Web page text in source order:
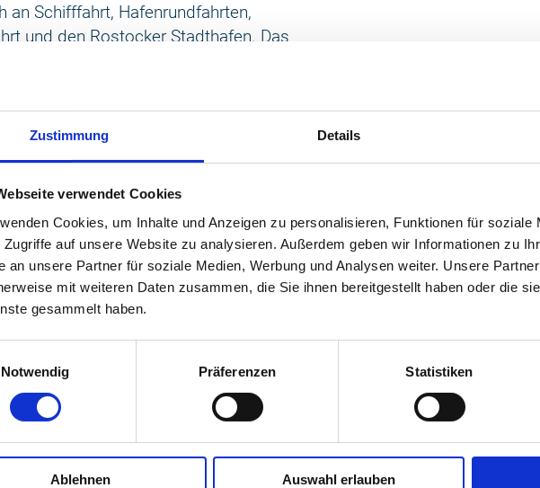
Zustimmung Details
verwendet Cookies
Cookies, um Inhalte und Anzeigen zu personalisieren, Funktionen für soziale
Zugriffe auf unsere Website zu analysieren. Außerdem geben wir Informationen zu
an unsere Partner für soziale Medien, Werbung und Analysen weiter. Unsere
mit weiteren Daten zusammen, die Sie ihnen bereitgestellt haben oder die
gesammelt haben.
Notwendig
Präferenzen Statistiken
Ablehnen Auswahl erlauben
an Schifffahrt, Hafenrundfahrten,
und den Rostocker Stadthafen. Das
entlang der Warnow vom Stadthafen
an der Werft und dem Überseehafen
zum Schnattermann in der
der besonderen Art.
Flotte täglich ab 10:30 von den
Die letzten Abfahrten jeden
Stadthafen und 16:30 ab dem
für einen Landgang an den
und ca. alle 30 bis 45 Minuten fährt ein
jeweiligen Tagesaushang an den
sind jeweils auch auf den anderen